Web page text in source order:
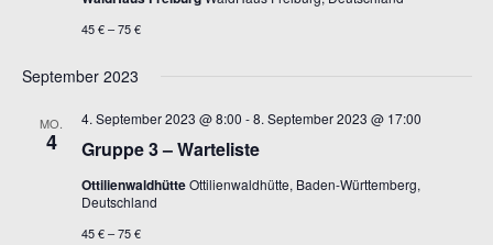
45 € – 75 €
September 2023
MO.
4 Gruppe 3 – Warteliste
4. September 2023 @ 8:00 -8. September 2023 @ 17:00
OttilienwaldhütteOttilienwaldhütte, Baden-Württemberg,
Deutschland
45 € – 75 €